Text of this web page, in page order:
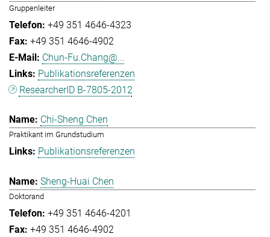
Gruppenleiter
+49 351 4646-4323
+49 351 4646-4902
Chun-Fu.Chang@...
Publikationsreferenzen
ResearcherID B-7805-2012
Chi-Sheng Chen
Praktikant im Grundstudium
Publikationsreferenzen
Sheng-Huai Chen
Doktorand
+49 351 4646-4201
+49 351 4646-4902